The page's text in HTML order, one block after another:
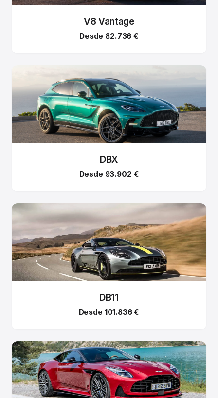
V8 Vantage
Desde 82.736 €
DBX
Desde 93.902 €
DB11
Desde 101.836 €